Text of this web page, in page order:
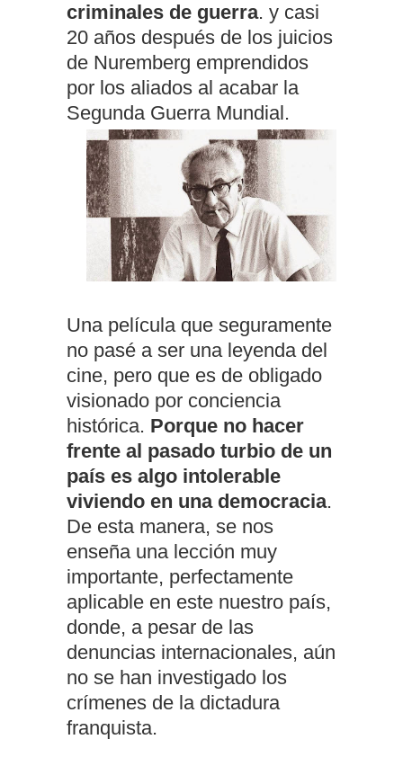
criminales de guerra. y casi
20 años después de los juicios
de Nuremberg emprendidos
por los aliados al acabar la
Segunda Guerra Mundial.
Una película que seguramente
no pasé a ser una leyenda del
cine, pero que es de obligado
visionado por conciencia
histórica. Porque no hacer
frente al pasado turbio de un
país es algo intolerable
viviendo en una democracia.
De esta manera, se nos
enseña una lección muy
importante, perfectamente
aplicable en este nuestro país,
donde, a pesar de las
denuncias internacionales, aún
no se han investigado los
crímenes de la dictadura
franquista.